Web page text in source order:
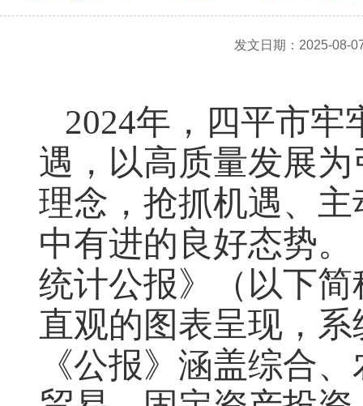
发文日期：2025-08-
2024年，四平市牢
遇，以高质量发展
理念，抢抓机遇、
中有进的良好态势
统计公报》（以下
直观的图表呈现，
《公报》涵盖综合